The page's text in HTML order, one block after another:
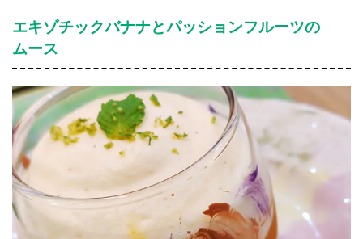
エキゾチックバナナとパッションフルーツの
ムース